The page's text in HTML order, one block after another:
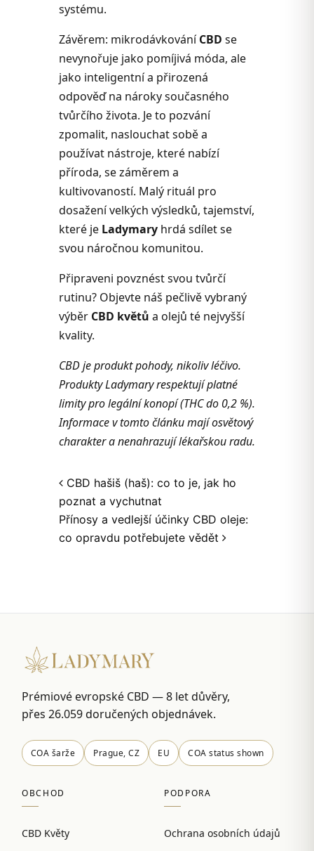
systému.
Závěrem: mikrodávkováníCBD se
nevynořuje jako pomíjivá móda, ale
jako inteligentní a přirozená
odpověď na nároky současného
tvůrčího života. Je to pozvání
zpomalit, naslouchat sobě a
používat nástroje, které nabízí
příroda, se záměrem a
kultivovaností. Malý rituál pro
dosažení velkých výsledků, tajemství,
které je Ladymary hrdá sdílet se
svou náročnou komunitou.
Připraveni povznést svou tvůrčí
rutinu? Objevte náš pečlivě vybraný
výběr CBD květů a olejů té nejvyšší
kvality.
CBD je produkt pohody, nikoliv léčivo.
Produkty Ladymary respektují platné
limity pro legální konopí (THC do 0,2 %).
Informace v tomto článku mají osvětový
charakter a nenahrazují lékařskou radu.
Post navigation
CBD hašiš (haš): co to je, jak ho
poznat a vychutnat
Přínosy a vedlejší účinky CBD oleje:
co opravdu potřebujete vědět
Prémiové evropské CBD — 8 let důvěry,
přes 26.059 doručených objednávek.
COA šarže Prague, CZ EU COA status shown
OBCHOD
CBD Květy
PODPORA
Ochrana osobních údajů